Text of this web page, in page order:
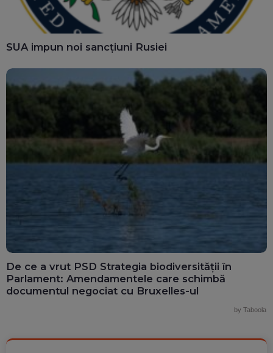
SUA impun noi sancțiuni Rusiei
De ce a vrut PSD Strategia biodiversității în
Parlament: Amendamentele care schimbă
documentul negociat cu Bruxelles-ul
by Taboola